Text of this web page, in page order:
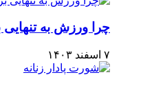
چرا ورزش به
۷ اسفند ۱۴۰۳